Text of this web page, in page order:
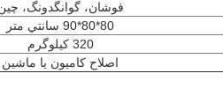
فوشان، گوانگدونگ،
80*80*90 سانتي متر
320 کیلوگرم
اصلاح کامیون یا ماشین